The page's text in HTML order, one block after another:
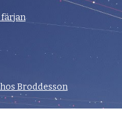
Broddesson